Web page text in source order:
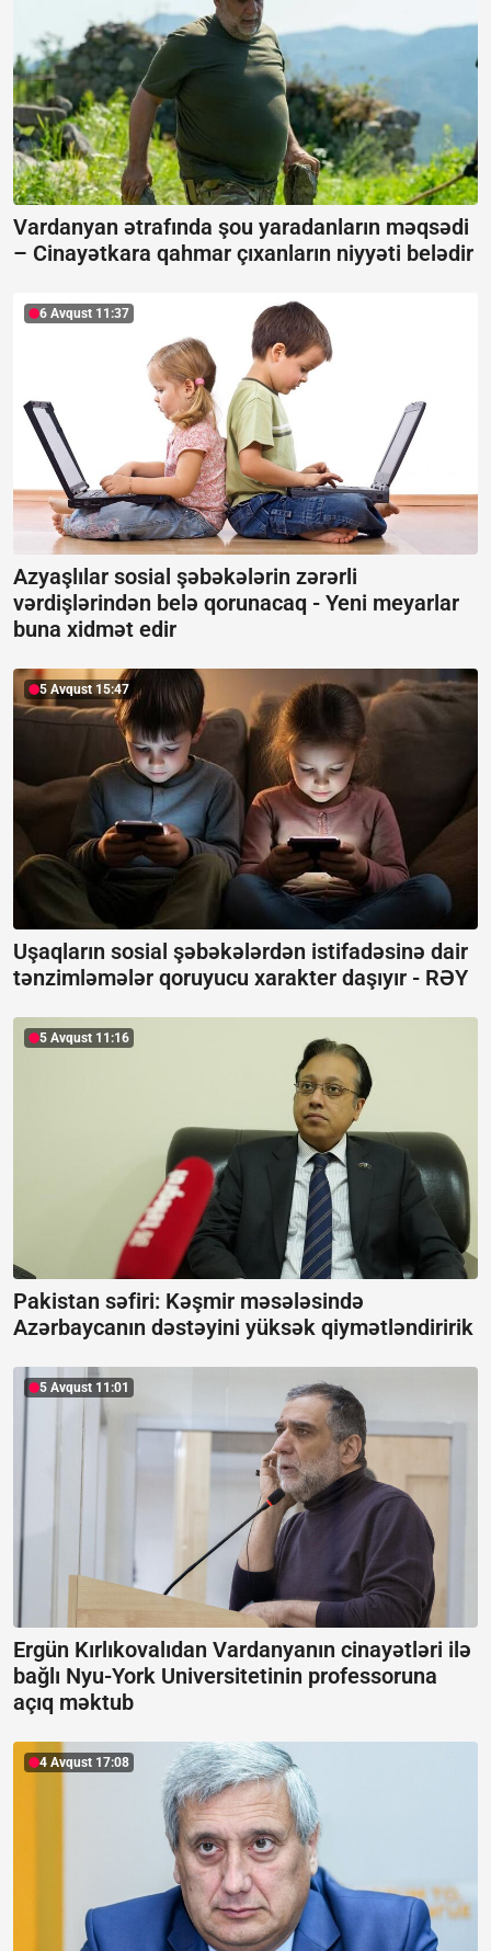
Vardanyan ətrafında şou yaradanların məqsədi
– Cinayətkara qahmar çıxanların niyyəti belədir
6 Avqust 11:37
Azyaşlılar sosial şəbəkələrin zərərli
vərdişlərindən belə qorunacaq - Yeni meyarlar
buna xidmət edir
5 Avqust 15:47
Uşaqların sosial şəbəkələrdən istifadəsinə dair
tənzimləmələr qoruyucu xarakter daşıyır - RƏY
5 Avqust 11:16
Pakistan səfiri: Kəşmir məsələsində
Azərbaycanın dəstəyini yüksək qiymətləndiririk
5 Avqust 11:01
Ergün Kırlıkovalıdan Vardanyanın cinayətləri ilə
bağlı Nyu-York Universitetinin professoruna
açıq məktub
4 Avqust 17:08